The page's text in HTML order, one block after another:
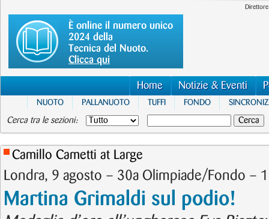
È online il numero unico
2024 della
Tecnica del Nuoto.
Clicca qui
Home Notizie & Eventi
NUOTO PALLANUOTO TUFFI FONDO
Cerca tra le sezioni:
Camillo Cametti at Large
Londra, 9 agosto – 30a Olimpiade/Fondo –
Martina Grimaldi sul podio!